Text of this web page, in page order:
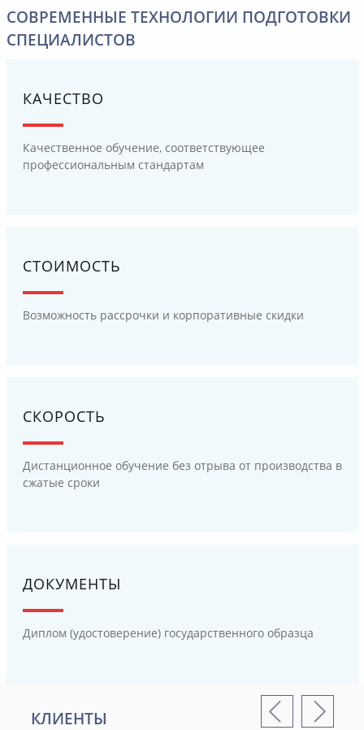
СОВРЕМЕННЫЕ ТЕХНОЛОГИИ ПОДГОТОВКИ
СПЕЦИАЛИСТОВ
КАЧЕСТВО
Качественное обучение, соответствующее
профессиональным стандартам
СТОИМОСТЬ
Возможность рассрочки и корпоративные скидки
СКОРОСТЬ
Дистанционное обучение без отрыва от производства в
сжатые сроки
ДОКУМЕНТЫ
Диплом (удостоверение) государственного образца
КЛИЕНТЫ